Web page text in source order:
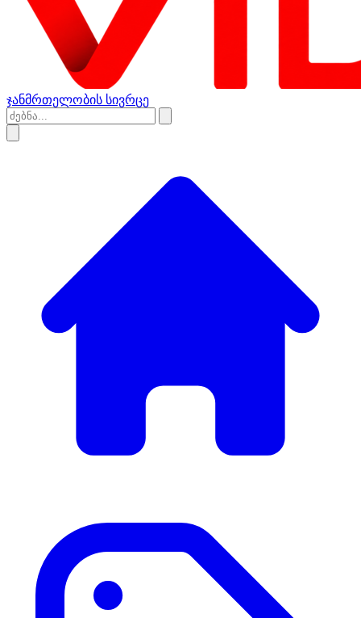
ჯანმრთელობის სივრცე